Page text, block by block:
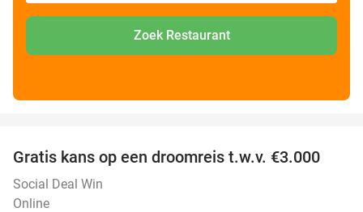
Zoek Restaurant
Gratis kans op een droomreis t.w.v. €3.000
Social Deal Win
Online